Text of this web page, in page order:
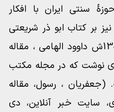
سنتی ایران با افکار
بر کتاب ابو ذر شریعتی
منتشر گردید. از جمله «در سال 1353ش داوود الهامی ، مقاله
نوشت که در مجله مکتب
12 چاپ شد». (جعفریان ، رسول، مقاله
سایت خبر آنلاین، دی